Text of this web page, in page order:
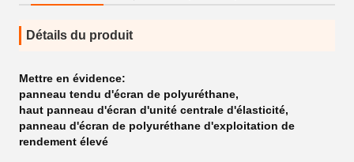
Détails du produit
Mettre en évidence:
panneau tendu d'écran de polyuréthane,
haut panneau d'écran d'unité centrale d'élasticité,
panneau d'écran de polyuréthane d'exploitation de
rendement élevé